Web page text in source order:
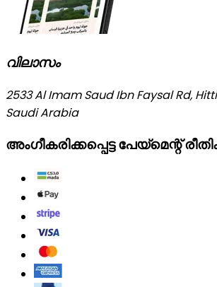
വിലാസം
2533 Al Imam Saud Ibn Faysal Rd,
Saudi Arabia
അംഗീകരിക്കപ്പെട്ട പേയ്മെന്റ്